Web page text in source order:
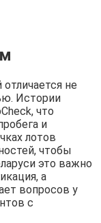
не
Истории
что
и
лотов
чтобы
это важно
а
вопросов у
с